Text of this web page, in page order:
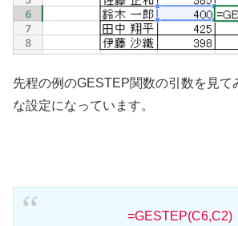
先程の例のGESTEP関数の引数を見て
な設定になっています。
=GESTEP(C6,C2)